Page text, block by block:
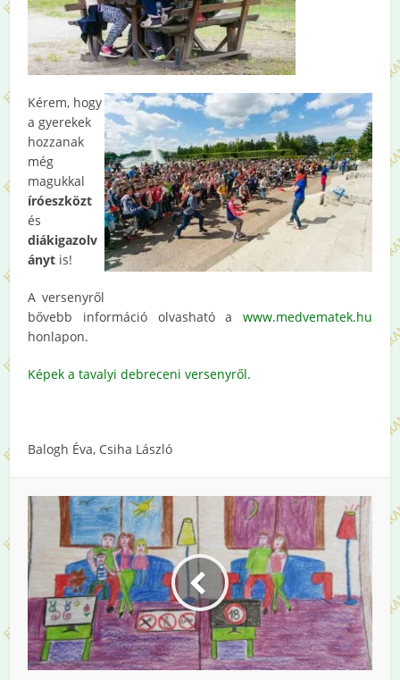
Kérem, hogy
a gyerekek
hozzanak
még
magukkal
íróeszközt
és
diákigazolv
ányt is!
A versenyről
bővebb információ olvasható a www.medvematek.hu
honlapon.
Képek a tavalyi debreceni versenyről.
Balogh Éva, Csiha László